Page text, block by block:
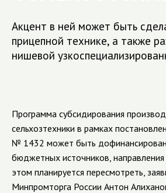
Акцент в ней может быть
прицепной технике, а также
нишевой
Программа субсидирования
сельхозтехники в рамках
№ 1432 может быть
бюджетных источников,
этом планируется пересмотреть,
Минпромторга России Антон